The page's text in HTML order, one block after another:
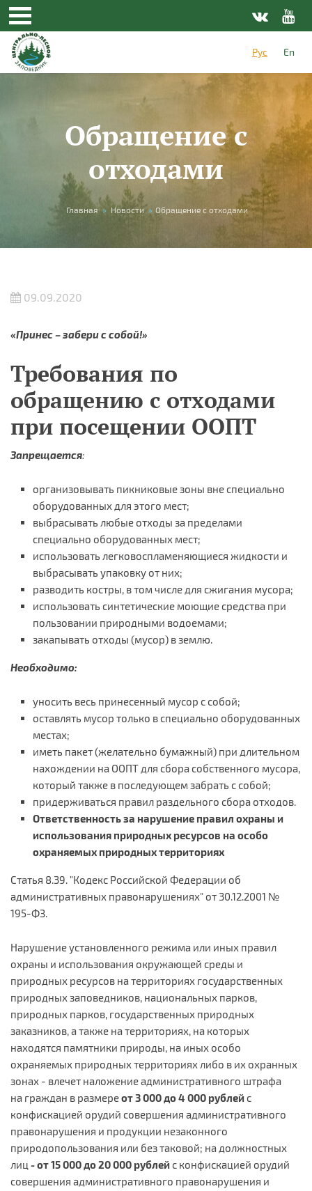
Перейти к основному содержанию
Рус
En
Обращение с
отходами
Вы здесь
Главная » Новости » Обращение с отходами
09.09.2020
«Принес – забери с собой!»
Требования по
обращению с отходами
при посещении ООПТ
Запрещается:
организовывать пикниковые зоны вне специально
оборудованных для этого мест;
выбрасывать любые отходы за пределами
специально оборудованных мест;
использовать легковоспламеняющиеся жидкости и
выбрасывать упаковку от них;
разводить костры, в том числе для сжигания мусора;
использовать синтетические моющие средства при
пользовании природными водоемами;
закапывать отходы (мусор) в землю.
Необходимо:
уносить весь принесенный мусор с собой;
оставлять мусор только в специально оборудованных
местах;
иметь пакет (желательно бумажный) при длительном
нахождении на ООПТ для сбора собственного мусора,
который также в последующем забрать с собой;
придерживаться правил раздельного сбора отходов.
Ответственность за нарушение правил охраны и
использования природных ресурсов на особо
охраняемых природных территориях
Статья 8.39. "Кодекс Российской Федерации об
административных правонарушениях" от 30.12.2001 №
195-ФЗ.
Нарушение установленного режима или иных правил
охраны и использования окружающей среды и
природных ресурсов на территориях государственных
природных заповедников, национальных парков,
природных парков, государственных природных
заказников, а также на территориях, на которых
находятся памятники природы, на иных особо
охраняемых природных территориях либо в их охранных
зонах - влечет наложение административного штрафа
на граждан в размереот 3 000 до 4 000 рублейс
конфискацией орудий совершения административного
правонарушения и продукции незаконного
природопользования или без таковой; на должностных
лиц -от 15 000 до 20 000 рублейс конфискацией орудий
совершения административного правонарушения и